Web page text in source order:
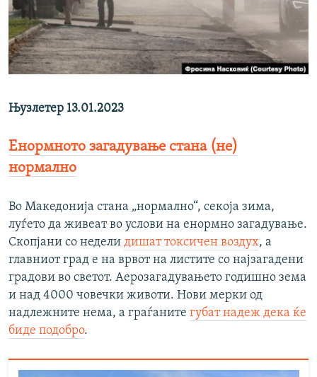
РСЕ веб страници
Њузлетер 13.01.2023
Енормното загадување стана (не)
нормално
Во Македонија стана „нормално“, секоја зима,
луѓето да живеат во услови на енормно загадување.
Скопјани со недели дишат токсичен воздух, а
главниот град е на врвот на листите со најзагадени
градови во светот. Аерозагадувањето годишно зема
и над 4000 човечки животи. Нови мерки од
надлежните нема, а граѓаните губат надеж дека ќе
биде подобро.